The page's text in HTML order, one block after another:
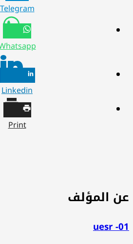
Telegram
Whatsapp
Linkedin
Print
المؤلف
uesr -